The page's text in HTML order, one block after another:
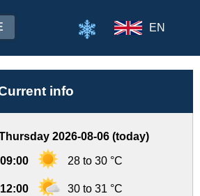
EN
info
2026-08-06 (today)
09:00 28 to 30 °C
12:00 30 to 31 °C